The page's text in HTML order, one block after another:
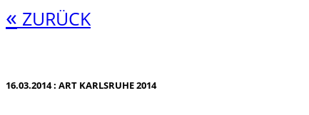
« ZURÜCK
16.03.2014 : ART KARLSRUHE 2014